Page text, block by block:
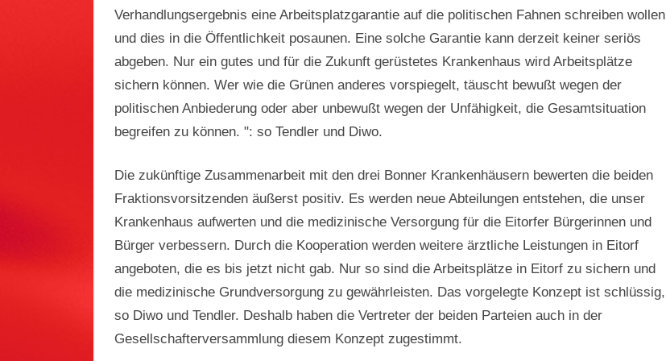
Verhandlungsergebnis eine Arbeitsplatzgarantie auf die politischen Fahnen schreiben wollen
und dies in die Öffentlichkeit posaunen. Eine solche Garantie kann derzeit keiner seriös
abgeben. Nur ein gutes und für die Zukunft gerüstetes Krankenhaus wird Arbeitsplätze
sichern können. Wer wie die Grünen anderes vorspiegelt, täuscht bewußt wegen der
politischen Anbiederung oder aber unbewußt wegen der Unfähigkeit, die Gesamtsituation
begreifen zu können. ": so Tendler und Diwo.
Die zukünftige Zusammenarbeit mit den drei Bonner Krankenhäusern bewerten die beiden
Fraktionsvorsitzenden äußerst positiv. Es werden neue Abteilungen entstehen, die unser
Krankenhaus aufwerten und die medizinische Versorgung für die Eitorfer Bürgerinnen und
Bürger verbessern. Durch die Kooperation werden weitere ärztliche Leistungen in Eitorf
angeboten, die es bis jetzt nicht gab. Nur so sind die Arbeitsplätze in Eitorf zu sichern und
die medizinische Grundversorgung zu gewährleisten. Das vorgelegte Konzept ist schlüssig,
so Diwo und Tendler. Deshalb haben die Vertreter der beiden Parteien auch in der
Gesellschafterversammlung diesem Konzept zugestimmt.